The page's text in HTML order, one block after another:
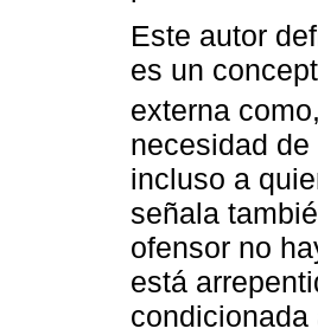
Este autor
es un
externa
necesidad
incluso a
señala
ofensor no
está
condicionada